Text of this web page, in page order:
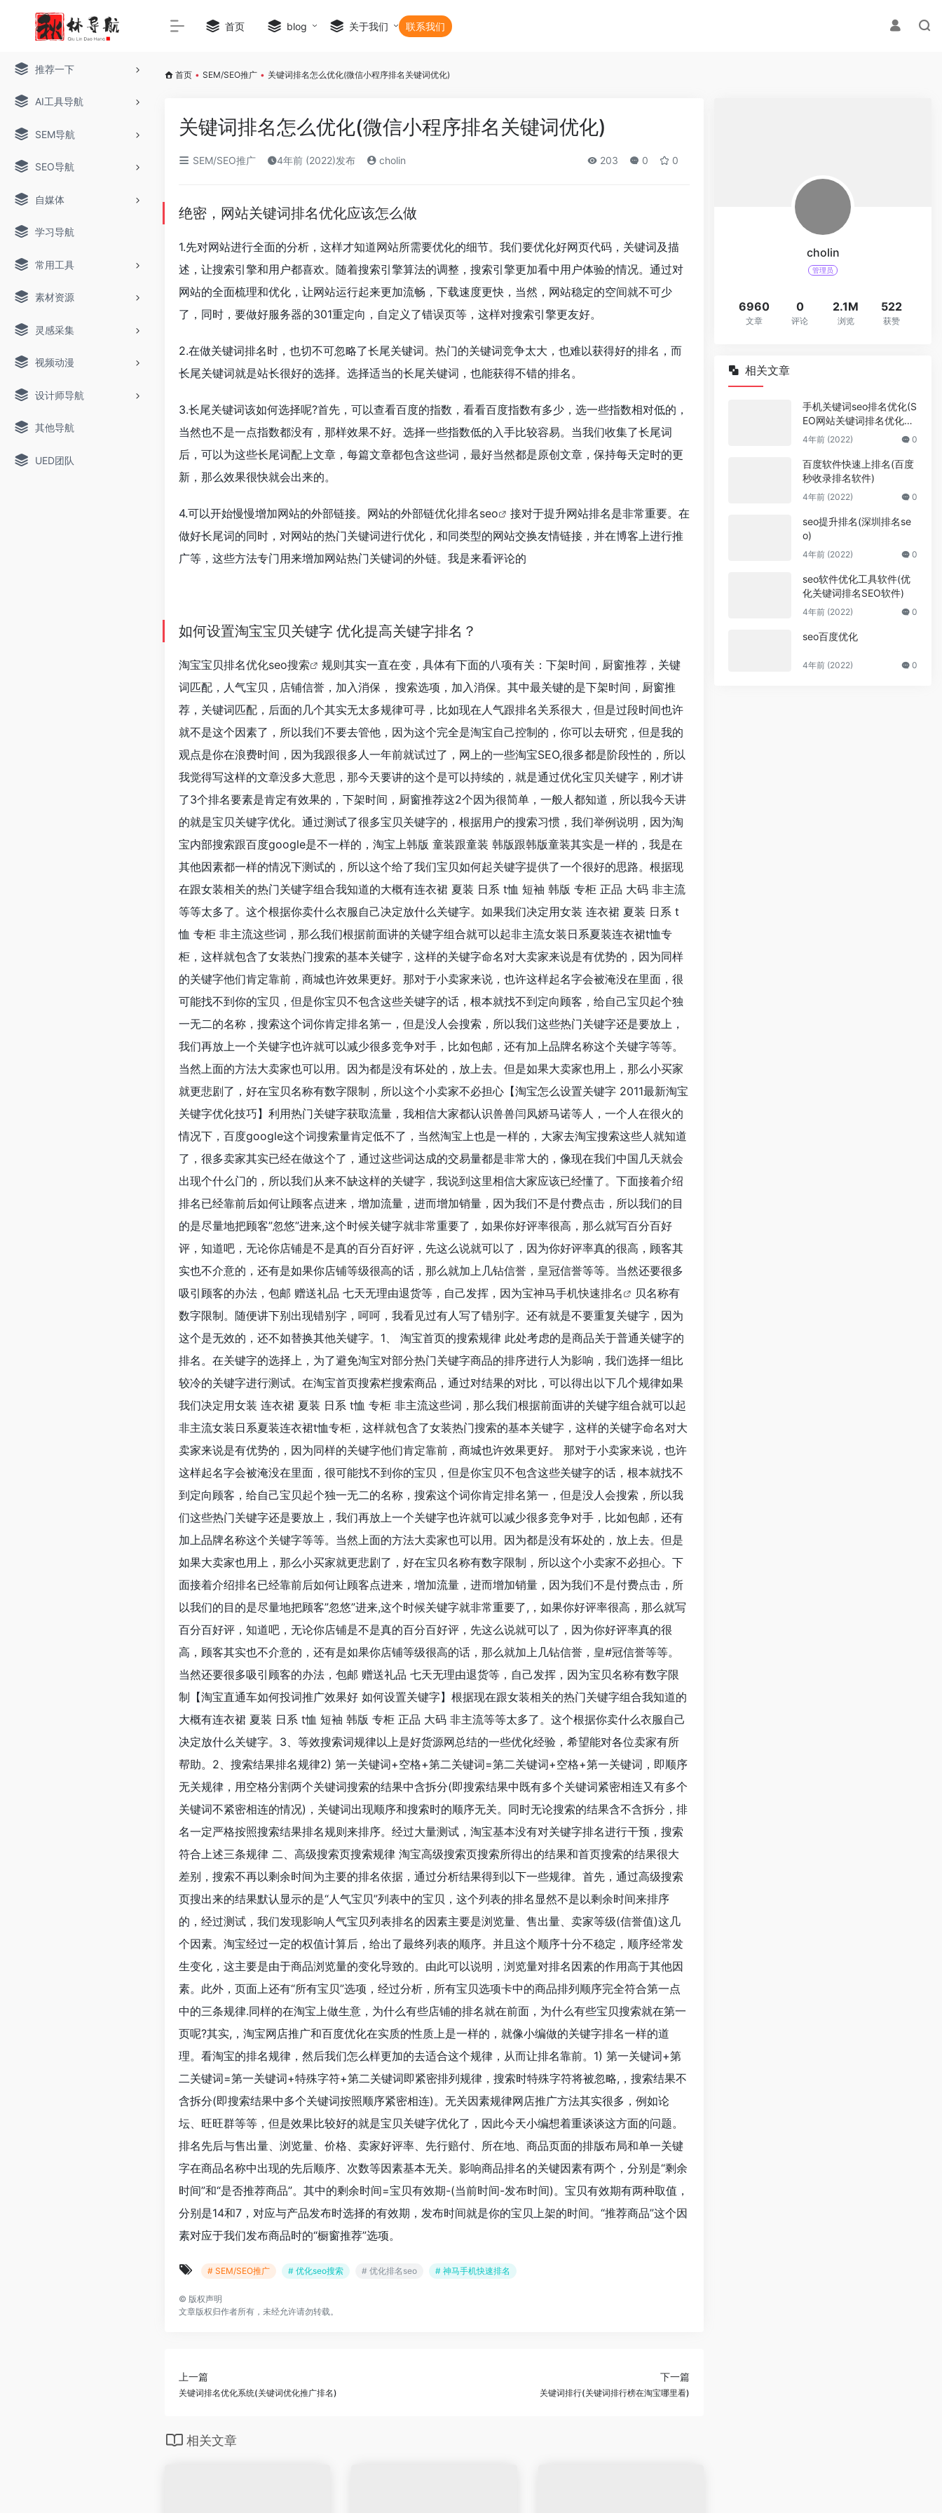
推荐一下
AI工具导航
SEM导航
SEO导航
自媒体
学习导航
常用工具
素材资源
灵感采集
视频动漫
设计师导航
其他导航
UED团队
首页 blog 关于我们 联系我们
首页 • SEM/SEO推广 • 关键词排名怎么优化(微信小程序排名关键词优化)
关键词排名怎么优化(微信小程序排名关键词优化)
SEM/SEO推广 4年前 (2022)发布 cholin 203 0 0
绝密，网站关键词排名优化应该怎么做
1.先对网站进行全面的分析，这样才知道网站所需要优化的细节。我们要优化好网页代码，关键词及描
述，让搜索引擎和用户都喜欢。随着搜索引擎算法的调整，搜索引擎更加看中用户体验的情况。通过对
网站的全面梳理和优化，让网站运行起来更加流畅，下载速度更快，当然，网站稳定的空间就不可少
了，同时，要做好服务器的301重定向，自定义了错误页等，这样对搜索引擎更友好。
2.在做关键词排名时，也切不可忽略了长尾关键词。热门的关键词竞争太大，也难以获得好的排名，而
长尾关键词就是站长很好的选择。选择适当的长尾关键词，也能获得不错的排名。
3.长尾关键词该如何选择呢?首先，可以查看百度的指数，看看百度指数有多少，选一些指数相对低的，
当然也不是一点指数都没有，那样效果不好。选择一些指数低的入手比较容易。当我们收集了长尾词
后，可以为这些长尾词配上文章，每篇文章都包含这些词，最好当然都是原创文章，保持每天定时的更
新，那么效果很快就会出来的。
4.可以开始慢慢增加网站的外部链接。网站的外部链优化排名seo
接对于提升网站排名是非常重要。在
做好长尾词的同时，对网站的热门关键词进行优化，和同类型的网站交换友情链接，并在博客上进行推
广等，这些方法专门用来增加网站热门关键词的外链。我是来看评论的
如何设置淘宝宝贝关键字 优化提高关键字排名？
淘宝宝贝排名优化seo搜索
规则其实一直在变，具体有下面的八项有关：下架时间，厨窗推荐，关键
词匹配，人气宝贝，店铺信誉，加入消保， 搜索选项，加入消保。其中最关键的是下架时间，厨窗推
荐，关键词匹配，后面的几个其实无太多规律可寻，比如现在人气跟排名关系很大，但是过段时间也许
就不是这个因素了，所以我们不要去管他，因为这个完全是淘宝自己控制的，你可以去研究，但是我的
观点是你在浪费时间，因为我跟很多人一年前就试过了，网上的一些淘宝SEO,很多都是阶段性的，所以
我觉得写这样的文章没多大意思，那今天要讲的这个是可以持续的，就是通过优化宝贝关键字，刚才讲
了3个排名要素是肯定有效果的，下架时间，厨窗推荐这2个因为很简单，一般人都知道，所以我今天讲
的就是宝贝关键字优化。通过测试了很多宝贝关键字的，根据用户的搜索习惯，我们举例说明，因为淘
宝内部搜索跟百度google是不一样的，淘宝上韩版 童装跟童装 韩版跟韩版童装其实是一样的，我是在
其他因素都一样的情况下测试的，所以这个给了我们宝贝如何起关键字提供了一个很好的思路。根据现
在跟女装相关的热门关键字组合我知道的大概有连衣裙 夏装 日系 t恤 短袖 韩版 专柜 正品 大码 非主流
等等太多了。这个根据你卖什么衣服自己决定放什么关键字。如果我们决定用女装 连衣裙 夏装 日系 t
恤 专柜 非主流这些词，那么我们根据前面讲的关键字组合就可以起非主流女装日系夏装连衣裙t恤专
柜，这样就包含了女装热门搜索的基本关键字，这样的关键字命名对大卖家来说是有优势的，因为同样
的关键字他们肯定靠前，商城也许效果更好。那对于小卖家来说，也许这样起名字会被淹没在里面，很
可能找不到你的宝贝，但是你宝贝不包含这些关键字的话，根本就找不到定向顾客，给自己宝贝起个独
一无二的名称，搜索这个词你肯定排名第一，但是没人会搜索，所以我们这些热门关键字还是要放上，
我们再放上一个关键字也许就可以减少很多竞争对手，比如包邮，还有加上品牌名称这个关键字等等。
当然上面的方法大卖家也可以用。因为都是没有坏处的，放上去。但是如果大卖家也用上，那么小买家
就更悲剧了，好在宝贝名称有数字限制，所以这个小卖家不必担心【淘宝怎么设置关键字 2011最新淘宝
关键字优化技巧】利用热门关键字获取流量，我相信大家都认识兽兽闫凤娇马诺等人，一个人在很火的
情况下，百度google这个词搜索量肯定低不了，当然淘宝上也是一样的，大家去淘宝搜索这些人就知道
了，很多卖家其实已经在做这个了，通过这些词达成的交易量都是非常大的，像现在我们中国几天就会
出现个什么门的，所以我们从来不缺这样的关键字，我说到这里相信大家应该已经懂了。下面接着介绍
排名已经靠前后如何让顾客点进来，增加流量，进而增加销量，因为我们不是付费点击，所以我们的目
的是尽量地把顾客”忽悠”进来,这个时候关键字就非常重要了，如果你好评率很高，那么就写百分百好
评，知道吧，无论你店铺是不是真的百分百好评，先这么说就可以了，因为你好评率真的很高，顾客其
实也不介意的，还有是如果你店铺等级很高的话，那么就加上几钻信誉，皇冠信誉等等。当然还要很多
吸引顾客的办法，包邮 赠送礼品 七天无理由退货等，自己发挥，因为宝神马手机快速排名
贝名称有
数字限制。随便讲下别出现错别字，呵呵，我看见过有人写了错别字。还有就是不要重复关键字，因为
这个是无效的，还不如替换其他关键字。1、 淘宝首页的搜索规律 此处考虑的是商品关于普通关键字的
排名。在关键字的选择上，为了避免淘宝对部分热门关键字商品的排序进行人为影响，我们选择一组比
较冷的关键字进行测试。在淘宝首页搜索栏搜索商品，通过对结果的对比，可以得出以下几个规律如果
我们决定用女装 连衣裙 夏装 日系 t恤 专柜 非主流这些词，那么我们根据前面讲的关键字组合就可以起
非主流女装日系夏装连衣裙t恤专柜，这样就包含了女装热门搜索的基本关键字，这样的关键字命名对大
卖家来说是有优势的，因为同样的关键字他们肯定靠前，商城也许效果更好。 那对于小卖家来说，也许
这样起名字会被淹没在里面，很可能找不到你的宝贝，但是你宝贝不包含这些关键字的话，根本就找不
到定向顾客，给自己宝贝起个独一无二的名称，搜索这个词你肯定排名第一，但是没人会搜索，所以我
们这些热门关键字还是要放上，我们再放上一个关键字也许就可以减少很多竞争对手，比如包邮，还有
加上品牌名称这个关键字等等。当然上面的方法大卖家也可以用。因为都是没有坏处的，放上去。但是
如果大卖家也用上，那么小买家就更悲剧了，好在宝贝名称有数字限制，所以这个小卖家不必担心。下
面接着介绍排名已经靠前后如何让顾客点进来，增加流量，进而增加销量，因为我们不是付费点击，所
以我们的目的是尽量地把顾客”忽悠”进来,这个时候关键字就非常重要了,，如果你好评率很高，那么就写
百分百好评，知道吧，无论你店铺是不是真的百分百好评，先这么说就可以了，因为你好评率真的很
高，顾客其实也不介意的，还有是如果你店铺等级很高的话，那么就加上几钻信誉，皇#冠信誉等等。
当然还要很多吸引顾客的办法，包邮 赠送礼品 七天无理由退货等，自己发挥，因为宝贝名称有数字限
制【淘宝直通车如何投词推广效果好 如何设置关键字】根据现在跟女装相关的热门关键字组合我知道的
大概有连衣裙 夏装 日系 t恤 短袖 韩版 专柜 正品 大码 非主流等等太多了。这个根据你卖什么衣服自己
决定放什么关键字。3、等效搜索词规律以上是好货源网总结的一些优化经验，希望能对各位卖家有所
帮助。2、搜索结果排名规律2) 第一关键词+空格+第二关键词=第二关键词+空格+第一关键词，即顺序
无关规律，用空格分割两个关键词搜索的结果中含拆分(即搜索结果中既有多个关键词紧密相连又有多个
关键词不紧密相连的情况)，关键词出现顺序和搜索时的顺序无关。同时无论搜索的结果含不含拆分，排
名一定严格按照搜索结果排名规则来排序。经过大量测试，淘宝基本没有对关键字排名进行干预，搜索
符合上述三条规律 二、高级搜索页搜索规律 淘宝高级搜索页搜索所得出的结果和首页搜索的结果很大
差别，搜索不再以剩余时间为主要的排名依据，通过分析结果得到以下一些规律。首先，通过高级搜索
页搜出来的结果默认显示的是“人气宝贝”列表中的宝贝，这个列表的排名显然不是以剩余时间来排序
的，经过测试，我们发现影响人气宝贝列表排名的因素主要是浏览量、售出量、卖家等级(信誉值)这几
个因素。淘宝经过一定的权值计算后，给出了最终列表的顺序。并且这个顺序十分不稳定，顺序经常发
生变化，这主要是由于商品浏览量的变化导致的。由此可以说明，浏览量对排名因素的作用高于其他因
素。此外，页面上还有“所有宝贝”选项，经过分析，所有宝贝选项卡中的商品排列顺序完全符合第一点
中的三条规律.同样的在淘宝上做生意，为什么有些店铺的排名就在前面，为什么有些宝贝搜索就在第一
页呢?其实,，淘宝网店推广和百度优化在实质的性质上是一样的，就像小编做的关键字排名一样的道
理。看淘宝的排名规律，然后我们怎么样更加的去适合这个规律，从而让排名靠前。1) 第一关键词+第
二关键词=第一关键词+特殊字符+第二关键词即紧密排列规律，搜索时特殊字符将被忽略,，搜索结果不
含拆分(即搜索结果中多个关键词按照顺序紧密相连)。无关因素规律网店推广方法其实很多，例如论
坛、旺旺群等等，但是效果比较好的就是宝贝关键字优化了，因此今天小编想着重谈谈这方面的问题。
排名先后与售出量、浏览量、价格、卖家好评率、先行赔付、所在地、商品页面的排版布局和单一关键
字在商品名称中出现的先后顺序、次数等因素基本无关。影响商品排名的关键因素有两个，分别是“剩余
时间”和“是否推荐商品”。其中的剩余时间=宝贝有效期-(当前时间-发布时间)。宝贝有效期有两种取值，
分别是14和7，对应与产品发布时选择的有效期，发布时间就是你的宝贝上架的时间。“推荐商品”这个因
素对应于我们发布商品时的“橱窗推荐”选项。
# SEM/SEO推广 # 优化seo搜索 # 优化排名seo # 神马手机快速排名
© 版权声明
文章版权归作者所有，未经允许请勿转载。
上一篇
关键词排名优化系统(关键词优化推广排名)
下一篇
关键词排行(关键词排行榜在淘宝哪里看)
相关文章
cholin
管理员
6960
文章
0
评论
2.1M
浏览
522
获赞
相关文章
手机关键词seo排名优化(S
EO网站关键词排名优化公
司)
4年前 (2022) 0
百度软件快速上排名(百度
秒收录排名软件)
4年前 (2022) 0
seo提升排名(深圳排名se
o)
4年前 (2022) 0
seo软件优化工具软件(优
化关键词排名SEO软件)
4年前 (2022) 0
seo百度优化
4年前 (2022) 0